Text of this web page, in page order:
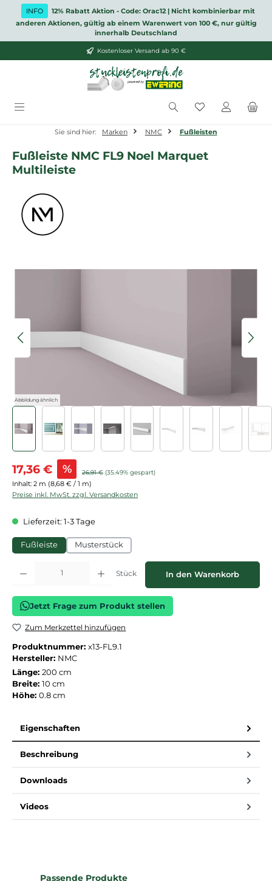
Zum Hauptinhalt springen
INFO
12% Rabatt Aktion - Code: Orac12 | Nicht kombinierbar mit
anderen Aktionen, gültig ab einem Warenwert von 100 €, nur gültig
innerhalb Deutschland
Kostenloser Versand ab 90 €
Du hast 0
Sie sind hier: Marken NMC Fußleisten
Fußleiste NMC FL9 Noel Marquet
Multileiste
Abbildung ähnlich
Verkaufspreis:
17,36 € % Regulärer Preis:
26,91 € (35.49% gespart)
Inhalt: 2 m (8,68 € / 1 m)
Preise inkl. MwSt. zzgl. Versandkosten
Lieferzeit: 1-3 Tage
Fußleiste Musterstück
Produkt Anzahl: Gib den gewünschten Wert ein oder benutze die
Stück In den Warenkorb
Jetzt Frage zum Produkt stellen
Zum Merkzettel hinzufügen
Produktnummer: x13-FL9.1
Hersteller: NMC
Länge: 200 cm
Breite: 10 cm
Höhe: 0.8 cm
Eigenschaften
Beschreibung
Downloads
Videos
Produktgalerie überspringen
Passende Produkte